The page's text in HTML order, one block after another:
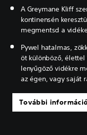
A Greymane Kliff
kontinensén
megmentsd a
Pywel hatalmas,
öt különböző, élettel
lenyűgöző vidékre
az égen, vagy saját
További